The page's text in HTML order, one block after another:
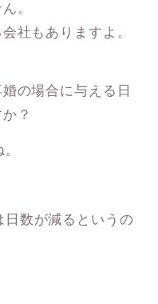
。
社もありますよ。
の場合に与える日
？
数が減るというの